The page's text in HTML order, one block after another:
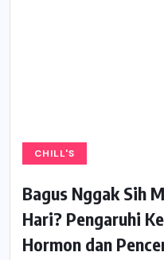
CHILL'S
Bagus Nggak Sih
Hari? Pengaruhi
Hormon dan